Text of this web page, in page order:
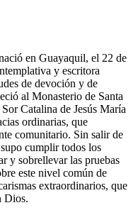
en Guayaquil, el 22 de
y escritora
de devoción y de
al Monasterio de Santa
Catalina de Jesús María
ordinarias, que
comunitario. Sin salir de
cumplir todos los
y sobrellevar las pruebas
este nivel común de
extraordinarios, que
Dios.